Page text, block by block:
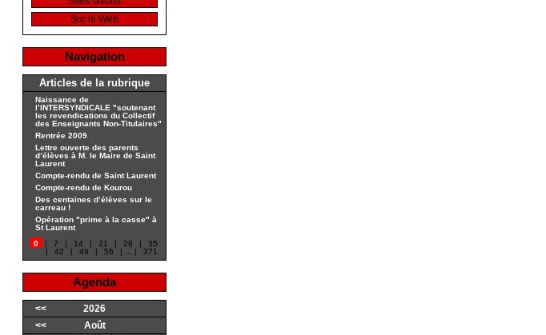
Sur le Web
Navigation
Articles de la rubrique
Naissance de
l’INTERSYNDICALE "soutenant
les revendications du Collectif
des Enseignants Non-Titulaires"
Rentrée 2009
Lettre ouverte des parents
d’élèves à M. le Maire de Saint
Laurent
Compte-rendu de Saint Laurent
Compte-rendu de Kourou
Des centaines d’élèves sur le
carreau !
Opération "prime à la casse" à
St Laurent
0
| 7 | 14 | 21 | 28 |
35
|
42 | 49 | 56 | | 371
Agenda
<<
2026
<<
Août